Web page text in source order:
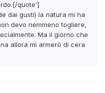
quote']
dai gusti) la natura mi ha
devo nemmeno togliere,
Ma il giorno che
allora mi armerò di cera